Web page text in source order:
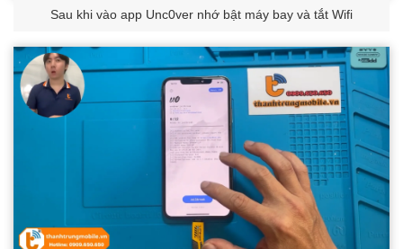
Sau khi vào app Unc0ver nhớ bật máy bay và tắt Wifi